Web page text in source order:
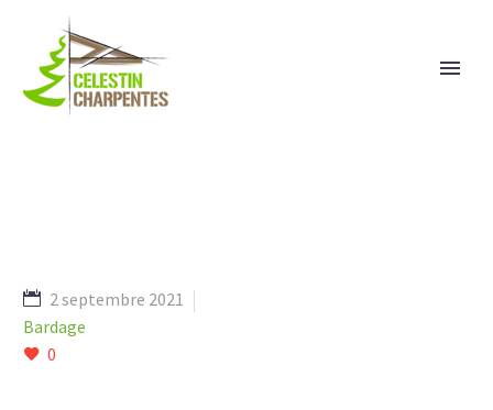
2 septembre 2021
Bardage
0